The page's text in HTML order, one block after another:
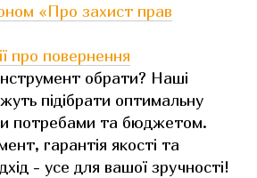
«Про захист прав
про повернення
обрати? Наші
підібрати оптимальну
потребами та бюджетом.
гарантія якості та
- усе для вашої зручності!